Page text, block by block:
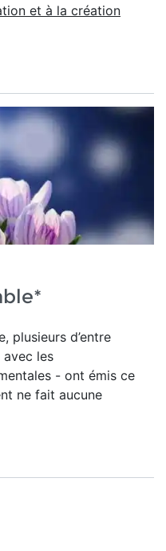
et à la création
plusieurs d’entre
avec les
- ont émis ce
ne fait aucune